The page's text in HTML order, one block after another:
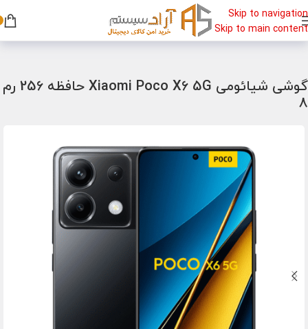
Skip to navigation
Skip to main content
خانه/گوشی/ گوشی شیائومی
گوشی شیائومی Xiaomi Poco X6 5G حافظه 256 رم
8